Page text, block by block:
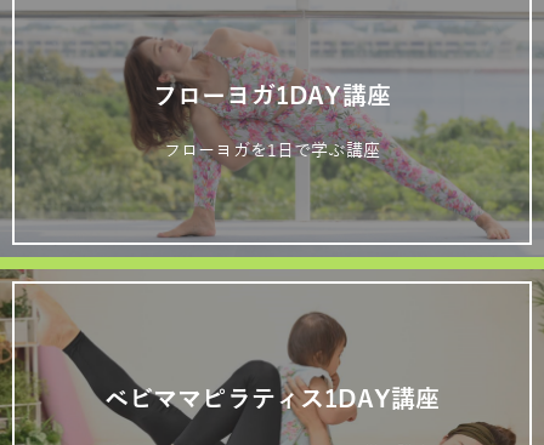
フローヨガ1DAY講座
フローヨガを1日で学ぶ講座
ベビママピラティス1DAY講座